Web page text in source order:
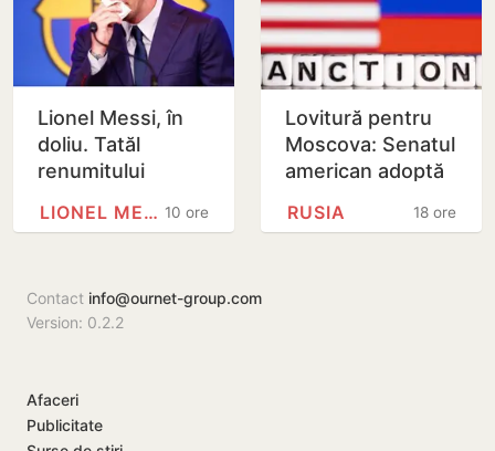
Lionel Messi, în
doliu. Tatăl
renumitului
decedat
10 ore
LIONEL MESSI
Lovitură pentru
Moscova: Senatul
american adoptă
împotriva Rusiei18 ore
RUSIA
Contact info@ournet-group.com
Version: 0.2.2
Afaceri
Publicitate